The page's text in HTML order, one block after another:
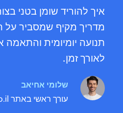
איך להוריד שומן בטני
מדריך מקיף שמסביר על
תנועה יומיומית והתאמה
לאורך זמן.
שלומי אחיאב
עורך ראשי באתר adops.co.il